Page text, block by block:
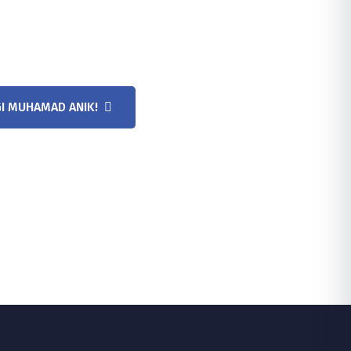
MUHAMAD ANIK!